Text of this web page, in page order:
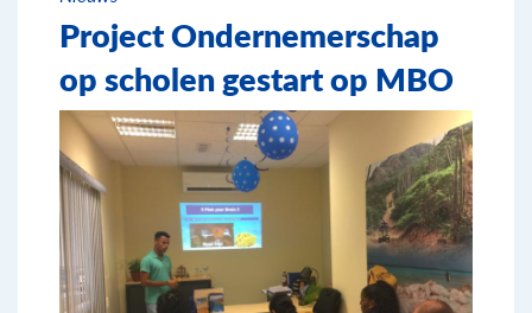
Project Ondernemerschap
op scholen gestart op MBO